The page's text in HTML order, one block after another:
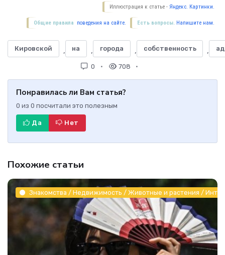
Иллюстрация к статье - Яндекс. Картинки.
Есть вопросы. Напишите нам.
Общие правила поведения на сайте.
Кировской , на , города , собственность ,
0 708
Понравилась ли Вам статья?
0 из 0 посчитали это полезным
Да Нет
Похожие статьи
Знакомства / Недвижимость / Животные и растения /